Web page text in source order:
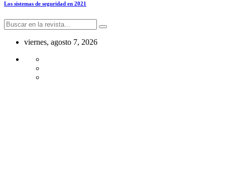
Los sistemas de seguridad en 2021
viernes, agosto 7, 2026